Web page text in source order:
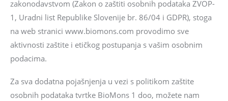
zakonodavstvom (Zakon o zaštiti osobnih podataka ZVOP-
1, Uradni list Republike Slovenije br. 86/04 i GDPR), stoga
na web stranici www.biomons.com provodimo sve
aktivnosti zaštite i etičkog postupanja s vašim osobnim
podacima.
Za sva dodatna pojašnjenja u vezi s politikom zaštite
osobnih podataka tvrtke BioMons 1 doo, možete nam